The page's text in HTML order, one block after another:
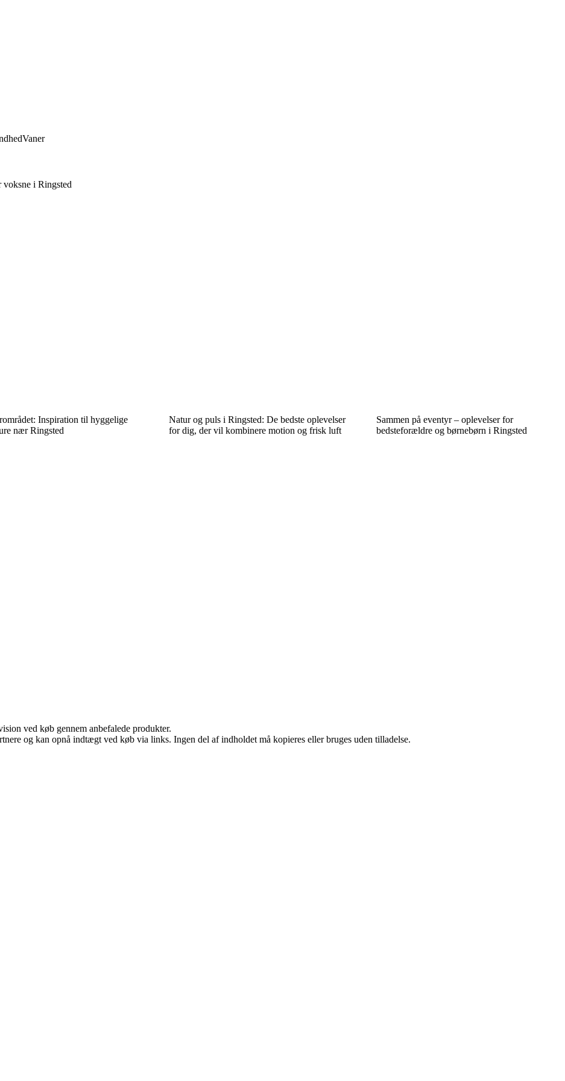
Vaner
i Ringsted
Inspiration til hyggelige
nær Ringsted
Natur og puls i Ringsted: De bedste oplevelser
for dig, der vil kombinere motion og frisk luft
Sammen på eventyr – oplevelser for
bedsteforældre og børnebørn i Ringsted
ved køb gennem anbefalede produkter.
og kan opnå indtægt ved køb via links. Ingen del af indholdet må kopieres eller bruges uden tilladelse.